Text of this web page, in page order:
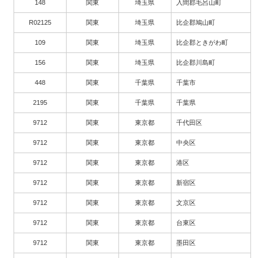
148 関東 埼玉県 入間郡毛呂山町
R02125 関東 埼玉県 比企郡鳩山町
109 関東 埼玉県 比企郡ときがわ町
156 関東 埼玉県 比企郡川島町
448 関東 千葉県 千葉市
2195 関東 千葉県 千葉県
9712 関東 東京都 千代田区
9712 関東 東京都 中央区
9712 関東 東京都 港区
9712 関東 東京都 新宿区
9712 関東 東京都 文京区
9712 関東 東京都 台東区
9712 関東 東京都 墨田区